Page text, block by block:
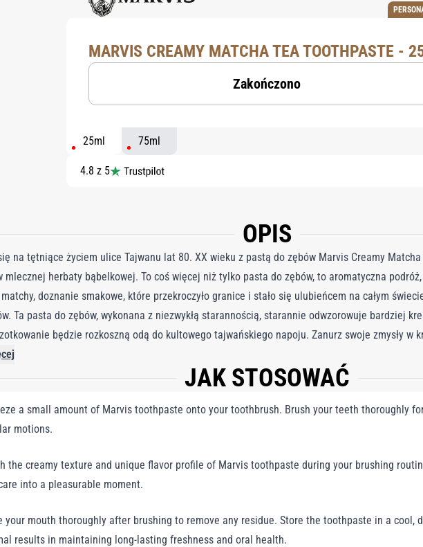
MARVIS CREAMY MATCHA TEA TOOTHPASTE -
Zakończono
25ml 75ml
4.8 z 5
OPIS
na tętniące życiem ulice Tajwanu lat 80. XX wieku z pastą do zębów Marvis Creamy Matcha
mlecznej herbaty bąbelkowej. To coś więcej niż tylko pasta do zębów, to aromatyczna
doznanie smakowe, które przekroczyło granice i stało się ulubieńcem na całym
Ta pasta do zębów, wykonana z niezwykłą starannością, starannie odwzorowuje bardziej
będzie rozkoszną odą do kultowego tajwańskiego napoju. Zanurz swoje zmysły w
zębów wnosi esencję epoki i ukochany smak do codziennej pielęgnacji jamy ustnej. Nie
się kulturową sensacją, która przekształciła się w zjawisko globalne. Pasta do zębów
matchy, zapewniając wyjątkowe doznania smakowe. Świętuje początki mlecznej herbaty
codzienne szczotkowanie w kulturową i aromatyczną podróż
JAK STOSOWAĆ
a small amount of Marvis toothpaste onto your toothbrush. Brush your teeth thoroughly
motions.
the creamy texture and unique flavor profile of Marvis toothpaste during your brushing
into a pleasurable moment.
your mouth thoroughly after brushing to remove any residue. Store the toothpaste in a cool,
results in maintaining long-lasting freshness and oral health.